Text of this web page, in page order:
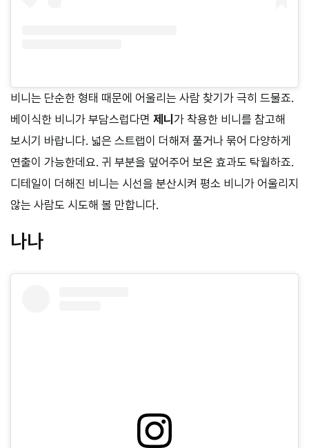
비니는 단순한 형태 때문에 어울리는 사람 찾기가 극히 드물죠.
베이식한 비니가 부담스럽다면 제니 가 착용한 비니를 참고해
보시기 바랍니다. 넓은 스트랩이 더해져 풀거나 묶어 다양하게
연출이 가능한데요. 귀 부분을 덮어주어 보온 효과도 탁월하죠.
디테일이 더해진 비니는 시선을 분산시켜 평소 비니가 어울리지
않는 사람도 시도해 볼 만합니다.
나나